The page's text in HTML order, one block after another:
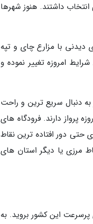
داشتند. هنوز شهرها
دیدنی با مزارع چای و تپه
امروزه تغییر نموده و
دنبال سریع ترین و راحت
پرواز دارند. فرودگاه های
حتی دور افتاده ترین نقاط
مرزی یا دیگر استان های
پرسرعت این کشور بروید. به